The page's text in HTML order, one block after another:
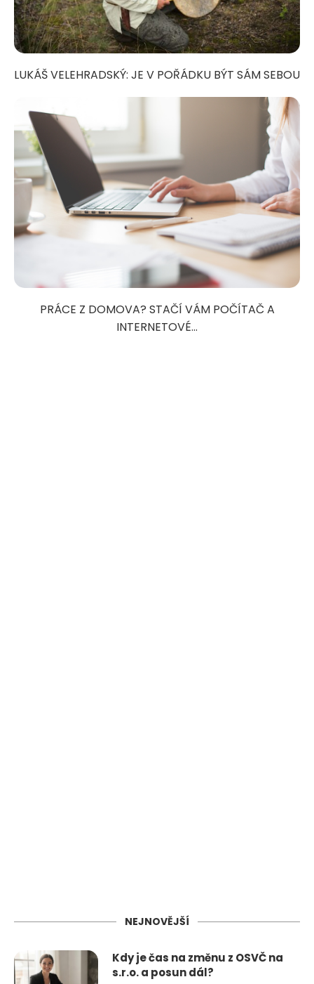
LUKÁŠ VELEHRADSKÝ: JE V POŘÁDKU BÝT SÁM SEBOU
PRÁCE Z DOMOVA? STAČÍ VÁM POČÍTAČ A
INTERNETOVÉ...
NEJNOVĚJŠÍ
Kdy je čas na změnu z OSVČ na
s.r.o. a posun dál?